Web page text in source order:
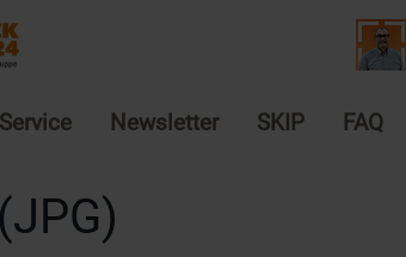
Service Newsletter SKIP FAQ